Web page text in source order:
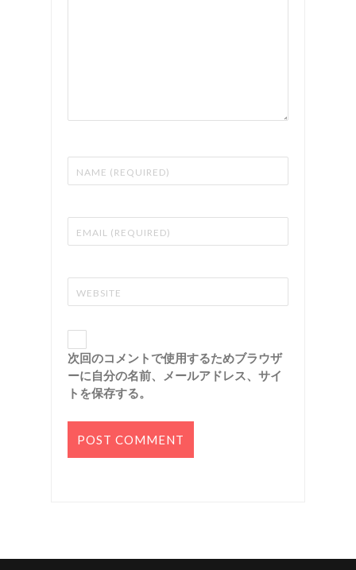
次回のコメントで使用するためブラウザ
ーに自分の名前、メールアドレス、サイ
トを保存する。